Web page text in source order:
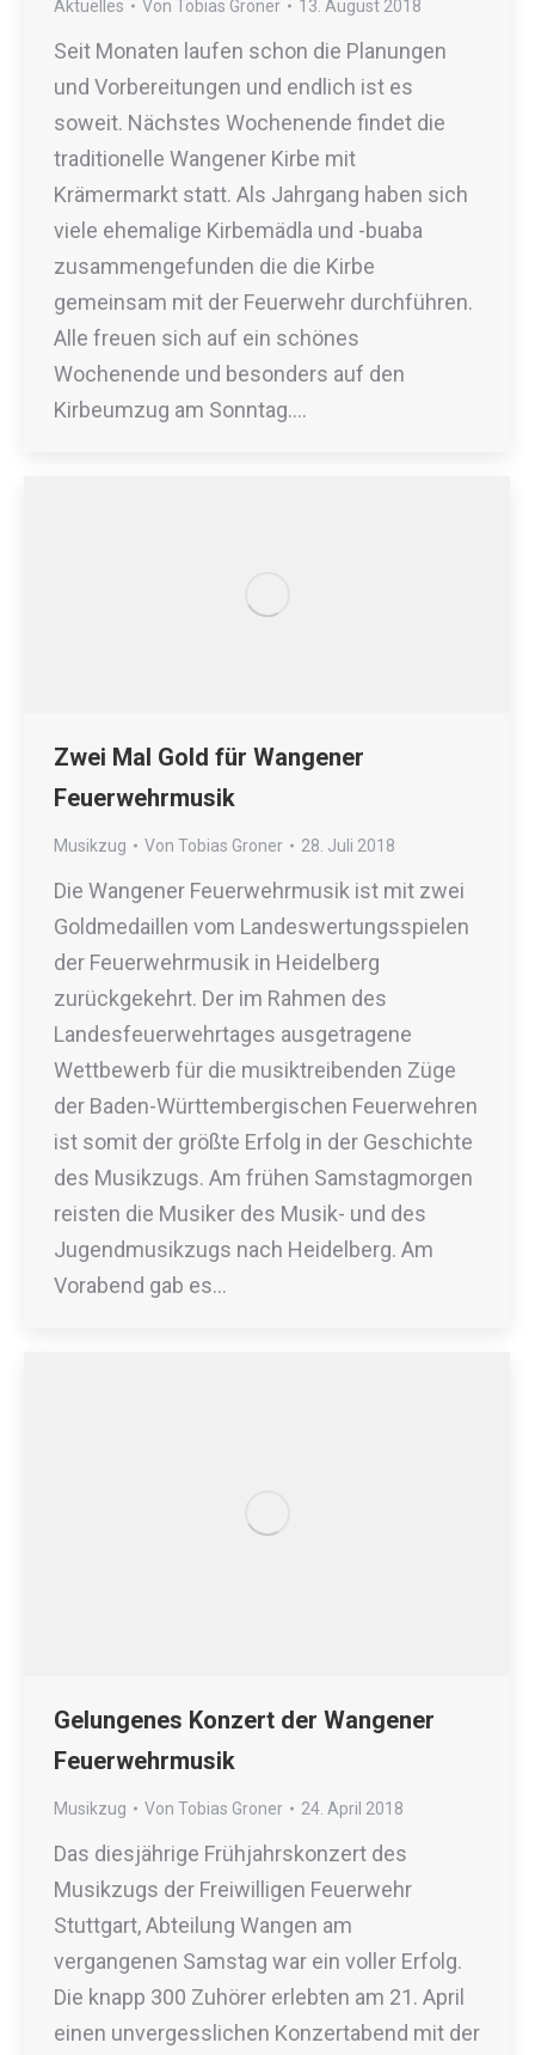
Aktuelles Von Tobias Groner 13. August 2018
Seit Monaten laufen schon die Planungen
und Vorbereitungen und endlich ist es
soweit. Nächstes Wochenende findet die
traditionelle Wangener Kirbe mit
Krämermarkt statt. Als Jahrgang haben sich
viele ehemalige Kirbemädla und -buaba
zusammengefunden die die Kirbe
gemeinsam mit der Feuerwehr durchführen.
Alle freuen sich auf ein schönes
Wochenende und besonders auf den
Kirbeumzug am Sonntag.…
Zwei Mal Gold für Wangener
Feuerwehrmusik
Musikzug Von Tobias Groner 28. Juli 2018
Die Wangener Feuerwehrmusik ist mit zwei
Goldmedaillen vom Landeswertungsspielen
der Feuerwehrmusik in Heidelberg
zurückgekehrt. Der im Rahmen des
Landesfeuerwehrtages ausgetragene
Wettbewerb für die musiktreibenden Züge
der Baden-Württembergischen Feuerwehren
ist somit der größte Erfolg in der Geschichte
des Musikzugs. Am frühen Samstagmorgen
reisten die Musiker des Musik- und des
Jugendmusikzugs nach Heidelberg. Am
Vorabend gab es…
Gelungenes Konzert der Wangener
Feuerwehrmusik
Musikzug Von Tobias Groner 24. April 2018
Das diesjährige Frühjahrskonzert des
Musikzugs der Freiwilligen Feuerwehr
Stuttgart, Abteilung Wangen am
vergangenen Samstag war ein voller Erfolg.
Die knapp 300 Zuhörer erlebten am 21. April
einen unvergesslichen Konzertabend mit der